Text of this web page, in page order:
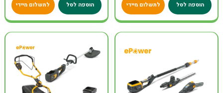
הוספה לסל לתשלום מיידי הוספה לסל לתשלום מיידי